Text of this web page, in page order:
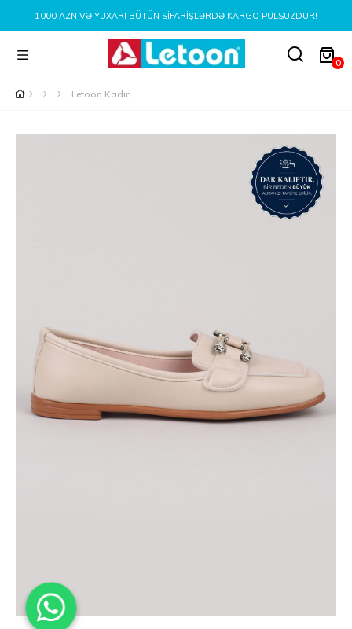
AZN VƏ YUXARI BÜTÜN SIFARIŞLƏRDƏ KARGO PULSUZDUR!
0
Letoon Kadın Babet Ayakkabı KREM